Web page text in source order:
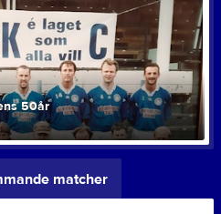
50år
matcher